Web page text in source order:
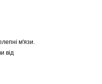
м'язи.
від